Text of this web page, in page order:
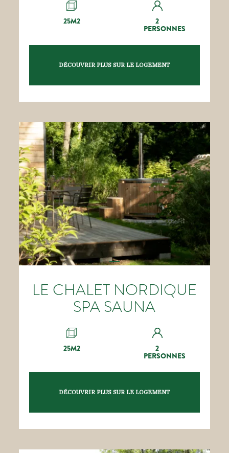
25M2 2
PERSONNES
DÉCOUVRIR PLUS SUR LE LOGEMENT
LE CHALET NORDIQUE
SPA SAUNA
25M2 2
PERSONNES
DÉCOUVRIR PLUS SUR LE LOGEMENT